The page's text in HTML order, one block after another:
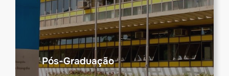
Pós-Graduação